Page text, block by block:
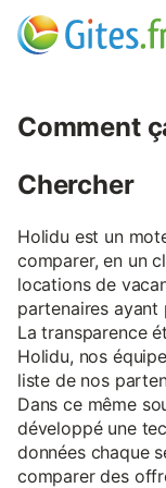
Comment
Chercher
Holidu est un
comparer, en un
locations de
partenaires ayant
La transparence
Holidu, nos
liste de nos
Dans ce même
développé une
données chaque
comparer des